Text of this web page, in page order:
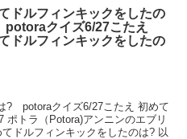
ドルフィンキックをしたの
クイズ6/27こたえ
ドルフィンキックをしたの
? potoraクイズ6/27こたえ 初めて
ポトラ（Potora)アンニンのエブリ
ドルフィンキックをしたのは? 以